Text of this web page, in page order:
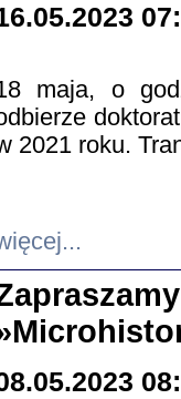
maja, o
2021 roku.